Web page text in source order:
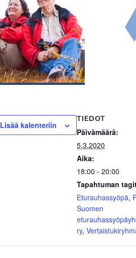
Lisää kalenteriin
TIEDOT
Päivämäärä:
5.3.2020
Aika:
18:00 - 20:00
Tapahtuman
Eturauhassyöpä,
Suomen
ry,